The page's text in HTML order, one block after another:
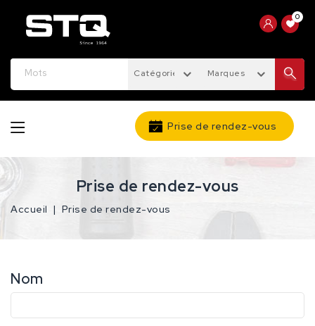
0
Catégories Marques
Prise de rendez-vous
Prise de rendez-vous
Accueil Prise de rendez-vous
Nom